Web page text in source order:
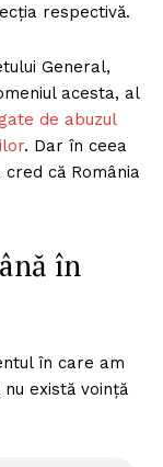
respectivă.
General,
acesta, al
de abuzul
. Dar în ceea
că România
în
în care am
există voință